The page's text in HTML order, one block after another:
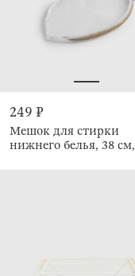
249 ₽
Мешок для стирки
нижнего белья, 38 см,